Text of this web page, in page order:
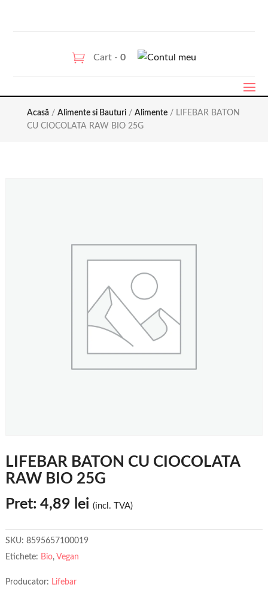
Cart - 0
Acasă/ Alimente si Bauturi/ Alimente/ LIFEBAR BATON
CU CIOCOLATA RAW BIO 25G
LIFEBAR BATON CU CIOCOLATA
RAW BIO 25G
Pret: 4,89 lei (incl. TVA)
SKU: 8595657100019
Etichete: Bio, Vegan
Producator: Lifebar